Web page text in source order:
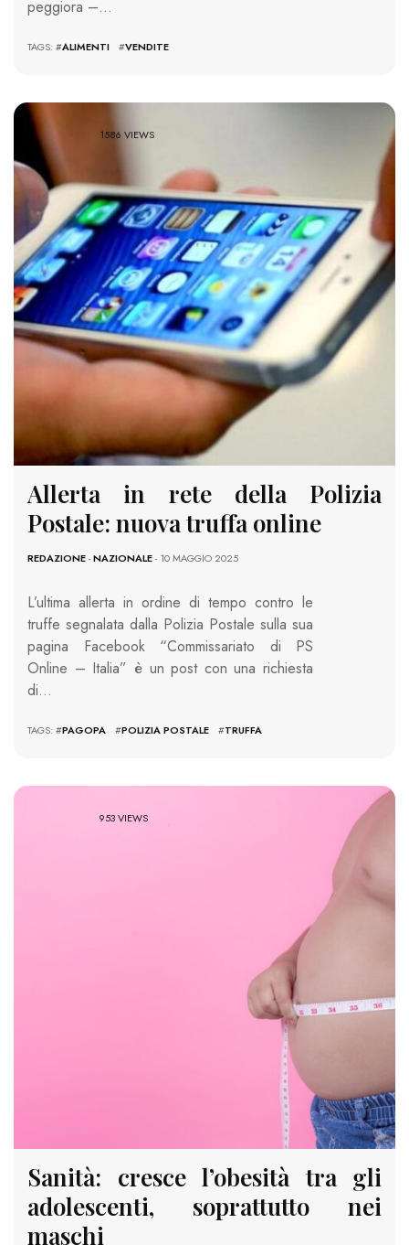
peggiora –…
TAGS: #ALIMENTI #VENDITE
1586 VIEWS
Allerta in rete della Polizia
Postale: nuova truffa online
REDAZIONE-NAZIONALE- 10 MAGGIO 2025
L’ultima allerta in ordine di tempo contro le
truffe segnalata dalla Polizia Postale sulla sua
pagina Facebook “Commissariato di PS
Online – Italia” è un post con una richiesta
di…
TAGS: #PAGOPA #POLIZIA POSTALE #TRUFFA
953 VIEWS
Sanità: cresce l’obesità tra gli
adolescenti, soprattutto nei
maschi